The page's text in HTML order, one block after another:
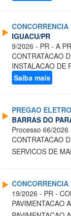
IGUACU/PR
9/2026 - PR - A
CONTRATACAO
INSTALACAO DE
Saiba mais
PREGAO
BARRAS DO
Processo 66/2026
CONTRATACAO
SERVICOS DE
19/2026 - PR -
PAVIMENTACAO